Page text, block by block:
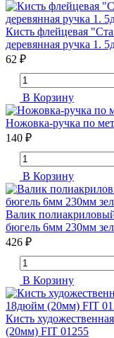
Кисть флейцевая
деревянная ручка 1.
62 ₽
В Корзину
Ножовка-ручка по
140 ₽
В Корзину
Валик
бюгель 6мм 230мм
426 ₽
В Корзину
Кисть
(20мм) FIT 01255